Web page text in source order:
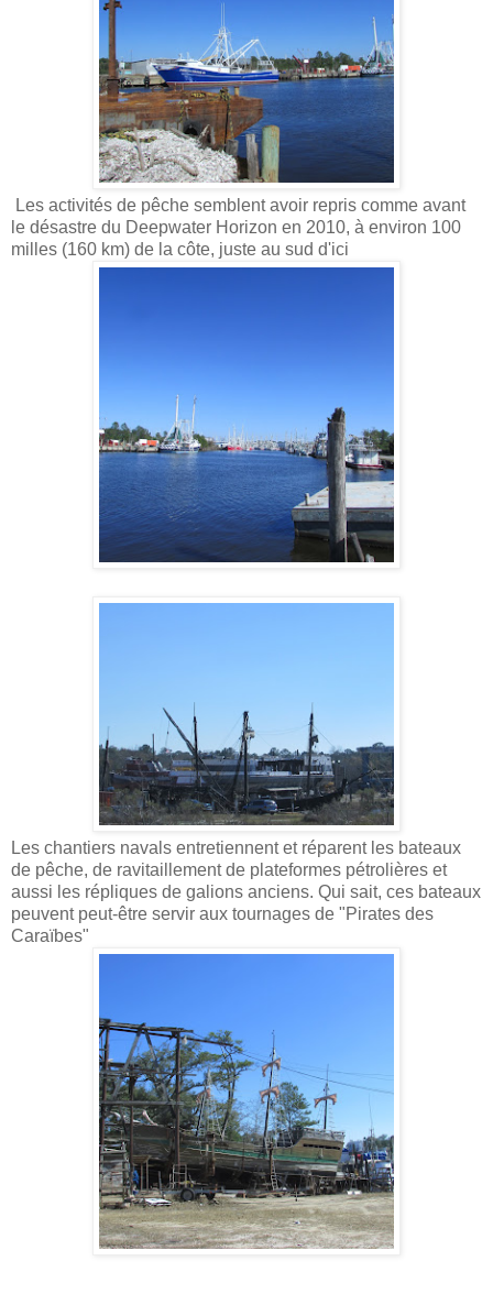
Les activités de pêche semblent avoir repris comme avant
le désastre du Deepwater Horizon en 2010, à environ 100
milles (160 km) de la côte, juste au sud d'ici
Les chantiers navals entretiennent et réparent les bateaux
de pêche, de ravitaillement de plateformes pétrolières et
aussi les répliques de galions anciens. Qui sait, ces bateaux
peuvent peut-être servir aux tournages de "Pirates des
Caraïbes"